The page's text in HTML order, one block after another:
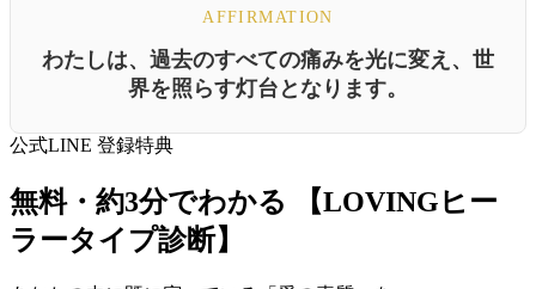
AFFIRMATION
わたしは、過去のすべての痛みを光に変え、世
界を照らす灯台となります。
公式LINE 登録特典
無料・約3分でわかる
【LOVINGヒー
ラータイプ診断】